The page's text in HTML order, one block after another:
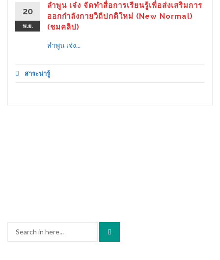
20
พ.ย.
ลำพูน เจ๋ง จัดทำสื่อการเรียนรู้เพื่อส่งเสริมการ
ออกกำลังกายวิถีปกติใหม่ (New Normal)
(ชมคลิป)
ลำพูน เจ๋ง...
สาระน่ารู้